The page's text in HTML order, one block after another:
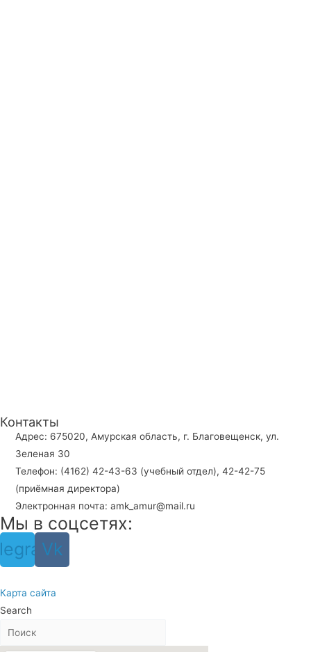
Контакты
Адрес: 675020, Амурская область, г. Благовещенск, ул.
Зеленая 30
Телефон: (4162) 42-43-63 (учебный отдел), 42-42-75
(приёмная директора)
Электронная почта: amk_amur@mail.ru
Мы в соцсетях:
Vk
Карта сайта
Search